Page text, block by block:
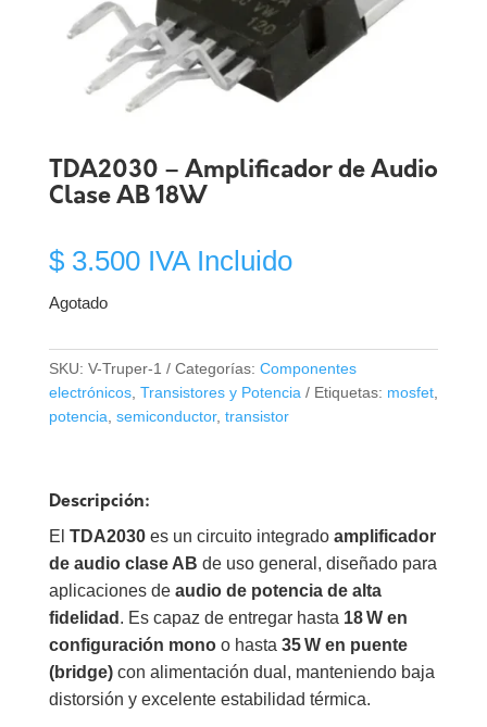
TDA2030 – Amplificador de Audio
Clase AB 18W
$3.500 IVA Incluido
Agotado
SKU: V-Truper-1 Categorías: Componentes
electrónicos, Transistores y Potencia Etiquetas: mosfet,
potencia, semiconductor, transistor
Descripción:
El TDA2030es un circuito integrado amplificador
de audio clase AB de uso general, diseñado para
aplicaciones de audio de potencia de alta
fidelidad . Es capaz de entregar hasta 18 W en
configuración monoo hasta 35 W en puente
(bridge)con alimentación dual, manteniendo baja
distorsión y excelente estabilidad térmica.